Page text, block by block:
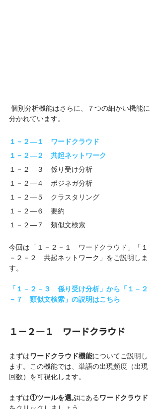
個別分析機能はさらに、７つの細かい機能に
分かれています。
１－２―１　ワードクラウド
１－２―２　共起ネットワーク
１－２―３　係り受け分析
１－２―４　ポジネガ分析
１－２―５　クラスタリング
１－２―６　要約
１－２―７　類似文検索
今回は「１－２－１　ワードクラウド」「１
－２－２　共起ネットワーク」をご説明しま
す。
「１－２－３　係り受け分析」から「１－２
－７　類似文検索」の説明はこちら
１－２―１　ワードクラウド
まずはワードクラウド機能についてご説明し
ます。この機能では、単語の出現頻度（出現
回数）を可視化します。
まずは①ツールを選ぶにある ワードクラウド